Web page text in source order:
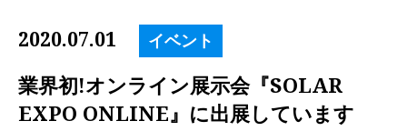
2020.07.01 イベント
業界初!オンライン展示会『SOLAR
EXPO ONLINE』に出展しています